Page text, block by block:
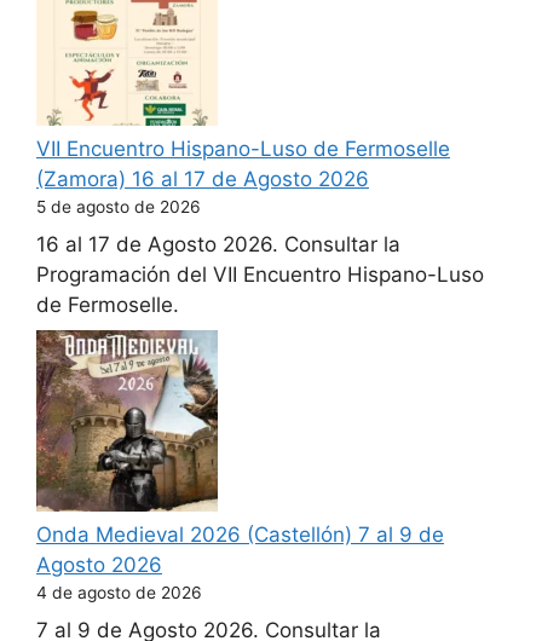
VII Encuentro Hispano-Luso de Fermoselle
(Zamora) 16 al 17 de Agosto 2026
5 de agosto de 2026
16 al 17 de Agosto 2026. Consultar la
Programación del VII Encuentro Hispano-Luso
de Fermoselle.
Onda Medieval 2026 (Castellón) 7 al 9 de
Agosto 2026
4 de agosto de 2026
7 al 9 de Agosto 2026. Consultar la